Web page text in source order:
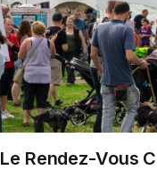
Le Rendez-Vous